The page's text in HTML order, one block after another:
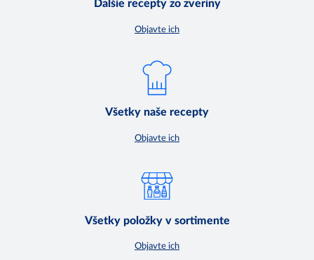
Ďalšie recepty zo zveriny
Objavte ich
Všetky naše recepty
Objavte ich
Všetky položky v sortimente
Objavte ich